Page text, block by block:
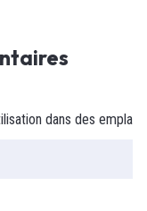
dans des